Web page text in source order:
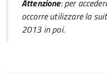
Attenzione: per
occorre utilizzare la
2013 in poi.